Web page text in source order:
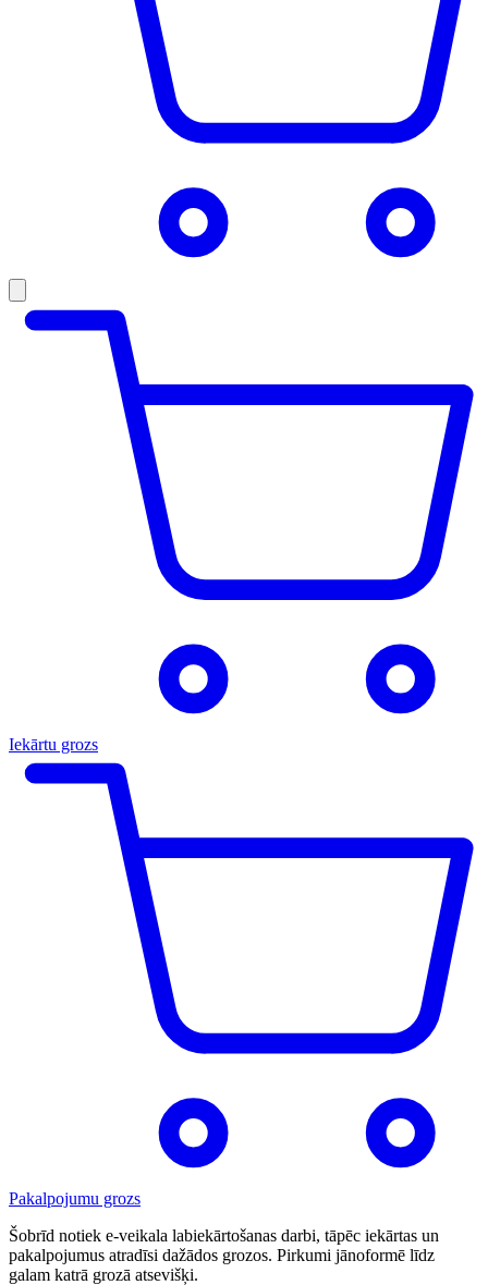
Iekārtu grozs
Pakalpojumu grozs
Šobrīd notiek e-veikala labiekārtošanas darbi, tāpēc iekārtas un
pakalpojumus atradīsi dažādos grozos. Pirkumi jānoformē līdz
galam katrā grozā atsevišķi.